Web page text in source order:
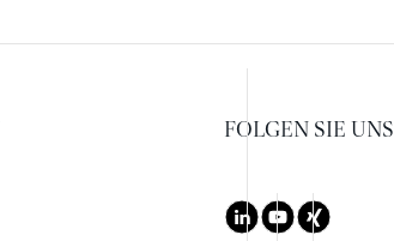
FOLGEN SIE UNS
LinkedInYoutube